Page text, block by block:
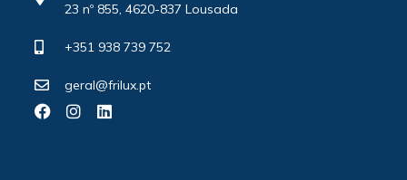
23 nº 855, 4620-837 Lousada
+351 938 739 752
geral@frilux.pt